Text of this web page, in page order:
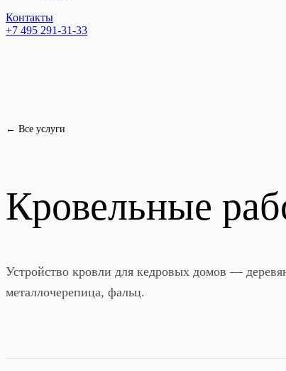
Контакты
+7 495 291-31-33
← Все услуги
Кровельные
Устройство кровли для кедровых домов —
металлочерепица, фальц.